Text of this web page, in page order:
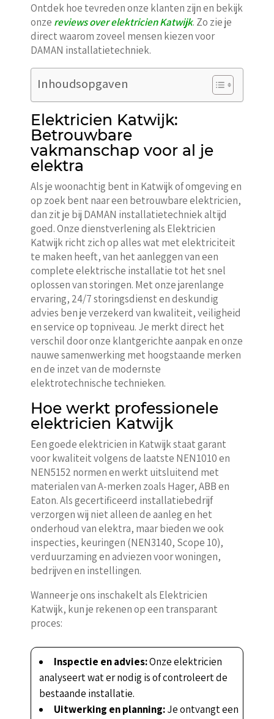
Ontdek hoe tevreden onze klanten zijn en bekijk
onze reviews over elektricien Katwijk. Zo zie je
direct waarom zoveel mensen kiezen voor
DAMAN installatietechniek.
Inhoudsopgaven
Elektricien Katwijk:
Betrouwbare
vakmanschap voor al je
elektra
Als je woonachtig bent in Katwijk of omgeving en
op zoek bent naar een betrouwbare elektricien,
dan zit je bij DAMAN installatietechniek altijd
goed. Onze dienstverlening als Elektricien
Katwijk richt zich op alles wat met elektriciteit
te maken heeft, van het aanleggen van een
complete elektrische installatie tot het snel
oplossen van storingen. Met onze jarenlange
ervaring, 24/7 storingsdienst en deskundig
advies ben je verzekerd van kwaliteit, veiligheid
en service op topniveau. Je merkt direct het
verschil door onze klantgerichte aanpak en onze
nauwe samenwerking met hoogstaande merken
en de inzet van de modernste
elektrotechnische technieken.
Hoe werkt professionele
elektricien Katwijk
Een goede elektricien in Katwijk staat garant
voor kwaliteit volgens de laatste NEN1010 en
NEN5152 normen en werkt uitsluitend met
materialen van A-merken zoals Hager, ABB en
Eaton. Als gecertificeerd installatiebedrijf
verzorgen wij niet alleen de aanleg en het
onderhoud van elektra, maar bieden we ook
inspecties, keuringen (NEN3140, Scope 10),
verduurzaming en adviezen voor woningen,
bedrijven en instellingen.
Wanneer je ons inschakelt als Elektricien
Katwijk, kun je rekenen op een transparant
proces:
Inspectie en advies:Onze elektricien
analyseert wat er nodig is of controleert de
bestaande installatie.
Uitwerking en planning:Je ontvangt een